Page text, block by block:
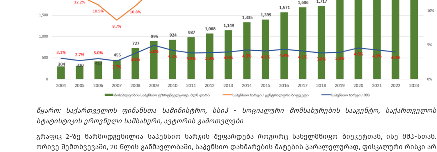
წყარო: საქართველოს ფინანსთა სამინისტრო, სსიპ - სოციალური მომსახურების სააგენტო, საქართველოს
სტატისტიკის ეროვნული სამსახური, ავტორის გამოთვლები
გრაფიკ 2-ზე წარმოდგენილია საპენსიო ხარჯის შეფარდება როგორც სახელმწიფო ბიუჯეტთან, ისე მშპ-სთან.
ორივე შემთხვევაში, 20 წლის განმავლობაში, საპენსიო დახმარების მატების პარალელურად, ფისკალური რისკი არ